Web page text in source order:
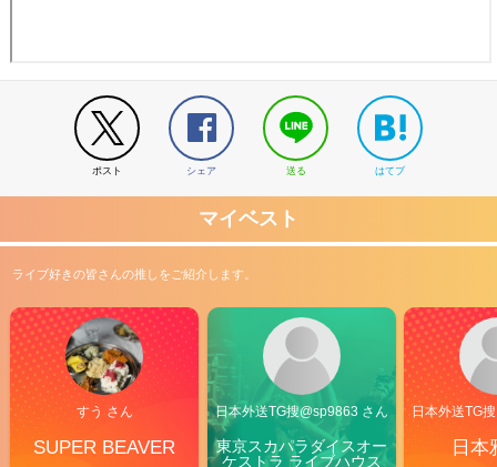
ポスト シェア 送る はてブ
マイベスト
ライブ好きの皆さんの推しをご紹介します。
すう さん
SUPER BEAVER
日本外送TG搜@sp9863 さん
東京スカパラダイスオー
ケストラ ライブハウス
日本外送TG
日本